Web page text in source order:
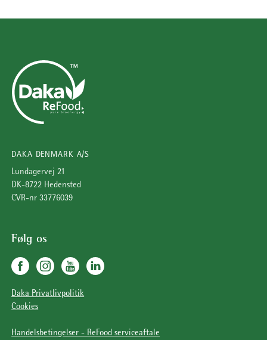
DAKA DENMARK A/S
Lundagervej 21
DK-8722 Hedensted
CVR-nr 33776039
Følg os
Daka Privatlivpolitik
Cookies
Handelsbetingelser - ReFood serviceaftale